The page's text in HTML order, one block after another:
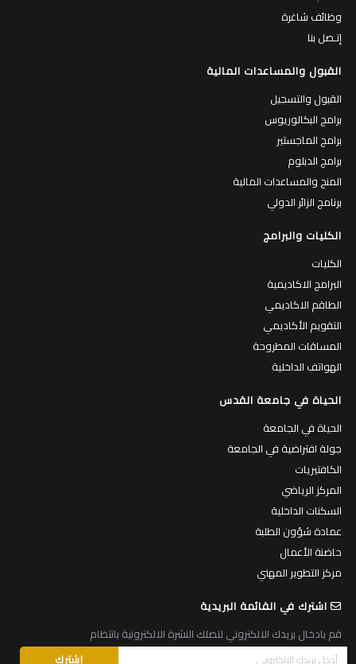
وظائف شاغرة
إتـصل بنا
القبول والمساعدات المالية
القبول والتسجيل
برامج البكالوريوس
برامج الماجستير
برامج الدبلوم
المنح والمساعدات المالية
برنامج الزائر الدولي
الكليات والبرامج
الكليات
البرامج الاكاديمية
الطاقم الاكاديمي
التقويم الأكاديمي
المساقات المطروحة
الهواتف الداخلية
الحياة في جامعة القدس
الحياة في الجامعة
جولة افتراضية في الجامعة
الكافتيريات
المركز الرياضي
السكنات الداخلية
عمادة شؤون الطلبة
حاضنة الأعمال
مركز التطوير المهني
اشترك في القائمة البريدية
قم بادخال بريدك الالكتروني لتصلك النشرة الالكترونية بانتظام